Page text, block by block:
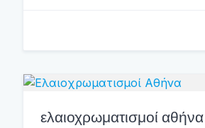
ελαιοχρωματισμοί αθήνα